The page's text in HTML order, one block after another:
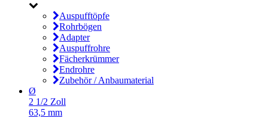
Auspufftöpfe
Rohrbögen
Adapter
Auspuffrohre
Fächerkrümmer
Endrohre
Zubehör / Anbaumaterial
Ø
2 1/2 Zoll
63,5 mm